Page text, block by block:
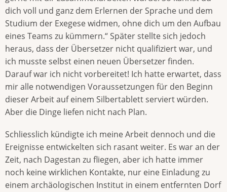
dich voll und ganz dem Erlernen der Sprache und dem
Studium der Exegese widmen, ohne dich um den Aufbau
eines Teams zu kümmern.“ Später stellte sich jedoch
heraus, dass der Übersetzer nicht qualifiziert war, und
ich musste selbst einen neuen Übersetzer finden.
Darauf war ich nicht vorbereitet! Ich hatte erwartet, dass
mir alle notwendigen Voraussetzungen für den Beginn
dieser Arbeit auf einem Silbertablett serviert würden.
Aber die Dinge liefen nicht nach Plan.
Schliesslich kündigte ich meine Arbeit dennoch und die
Ereignisse entwickelten sich rasant weiter. Es war an der
Zeit, nach Dagestan zu fliegen, aber ich hatte immer
noch keine wirklichen Kontakte, nur eine Einladung zu
einem archäologischen Institut in einem entfernten Dorf